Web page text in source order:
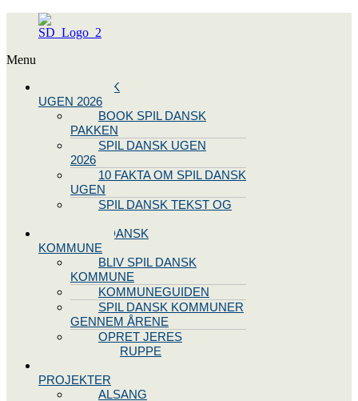
Menu
SPIL DANSK
UGEN 2026
BOOK SPIL DANSK
PAKKEN
SPIL DANSK UGEN
2026
10 FAKTA OM SPIL DANSK
UGEN
SPIL DANSK TEKST OG
BLIV SPIL DANSK
KOMMUNE
BLIV SPIL DANSK
KOMMUNE
KOMMUNEGUIDEN
SPIL DANSK KOMMUNER
GENNEM ÅRENE
OPRET JERES
STYREGRUPPE
PROJEKTER
ALSANG